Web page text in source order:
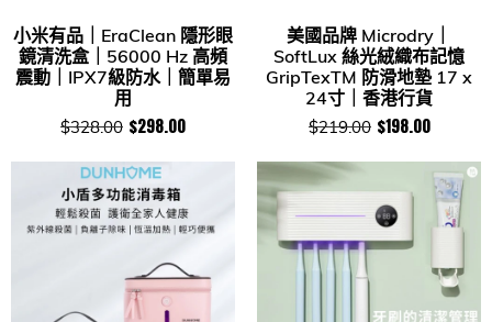
小米有品｜EraClean 隱形眼
鏡清洗盒｜56000 Hz 高頻
震動｜IPX7級防水｜簡單易
用
$328.00 $298.00
美國品牌 Microdry｜
SoftLux 絲光絨織布記憶
GripTexTM 防滑地墊 17 x
24寸｜香港行貨
$219.00 $198.00